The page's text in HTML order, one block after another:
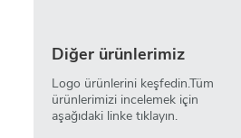
Diğer ürünlerimiz
Logo ürünlerini keşfedin.Tüm
ürünlerimizi incelemek için
aşağıdaki linke tıklayın.